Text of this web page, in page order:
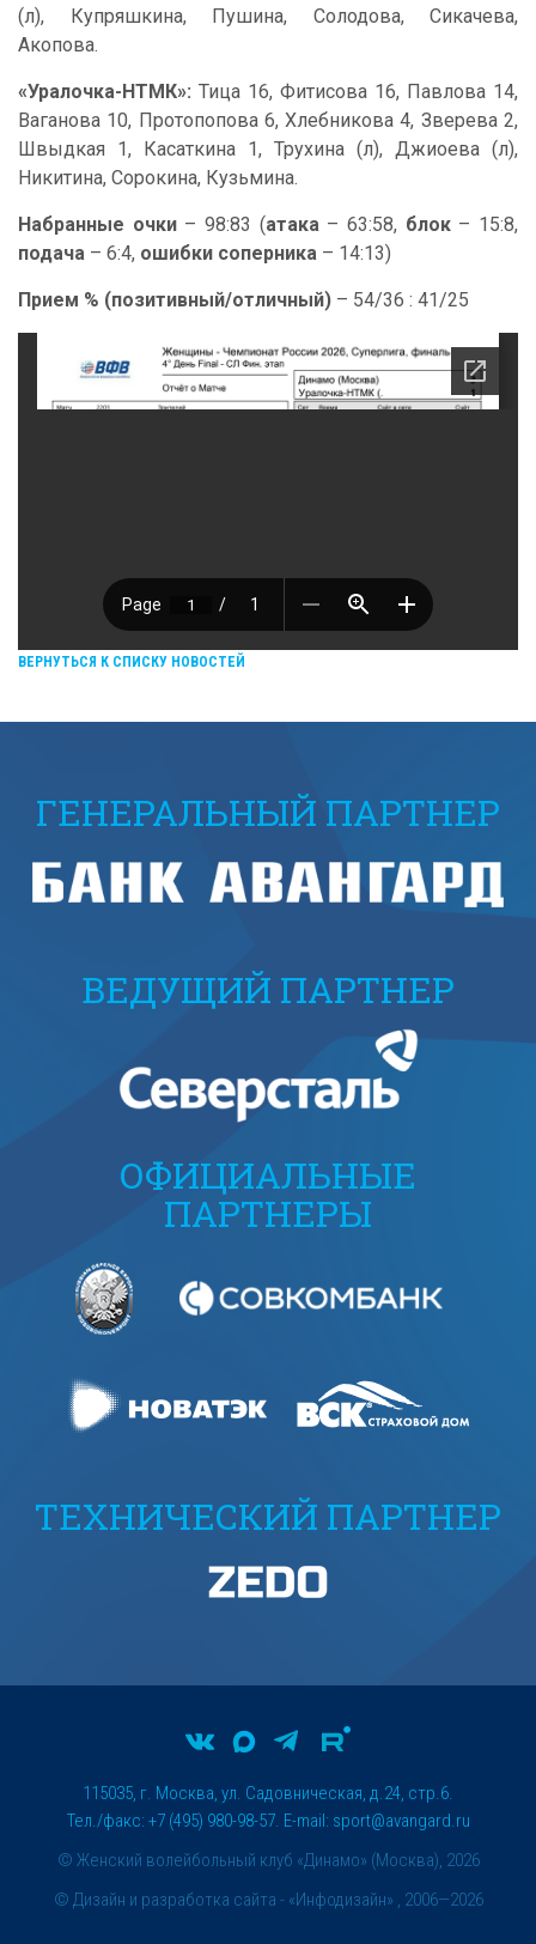
(л), Купряшкина, Пушина, Солодова, Сикачева,
Акопова.
«Уралочка-НТМК»: Тица 16, Фитисова 16, Павлова 14,
Ваганова 10, Протопопова 6, Хлебникова 4, Зверева 2,
Швыдкая 1, Касаткина 1, Трухина (л), Джиоева (л),
Никитина, Сорокина, Кузьмина.
Набранные очки– 98:83 (атака– 63:58, блок– 15:8,
подача – 6:4, ошибки соперника – 14:13)
Прием % (позитивный/отличный) – 54/36 : 41/25
ВЕРНУТЬСЯ К СПИСКУ НОВОСТЕЙ
ГЕНЕРАЛЬНЫЙ ПАРТНЕР
ВЕДУЩИЙ ПАРТНЕР
ОФИЦИАЛЬНЫЕ
ПАРТНЕРЫ
ТЕХНИЧЕСКИЙ ПАРТНЕР
© Женский волейбольный клуб «Динамо» (Москва), 2026
115035, г. Москва, ул. Садовническая, д.24, стр.6.
Тел./факс: +7 (495) 980-98-57. E-mail: sport@avangard.ru
© Дизайн и разработка сайта - «Инфодизайн» , 2006—2026